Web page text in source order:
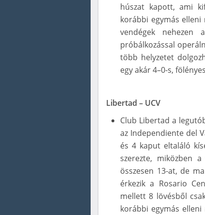
húszat kapott, ami
korábbi egymás elleni
vendégek nehezen
próbálkozással
több helyzetet
egy akár 4–0-s,
Libertad – UCV
Club Libertad a
az Independiente del
és 4 kaput eltaláló
szerezte, miközben
összesen 13-at, de
érkezik a Rosario
mellett 8 lövésből
korábbi egymás elleni